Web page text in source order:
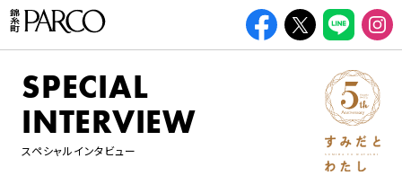
SPECIAL
INTERVIEW
スペシャルインタビュー